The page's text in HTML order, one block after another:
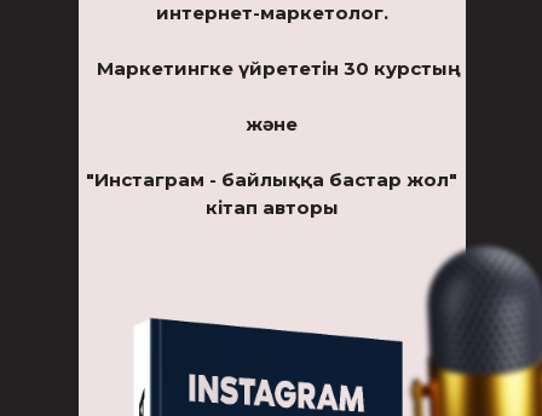
интернет-маркетолог.
Маркетингке үйрететін 30 курстың
және
"Инстаграм - байлыққа бастар жол"
кітап авторы